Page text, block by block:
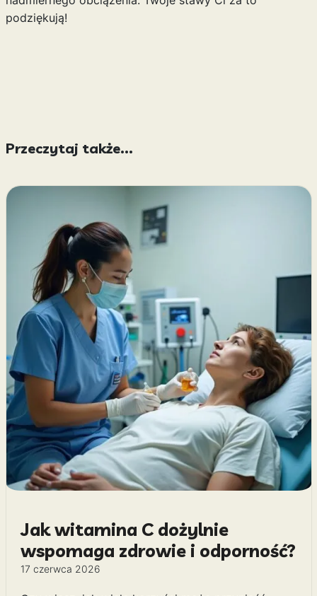
podziękują!
Przeczytaj także...
Jak witamina C dożylnie
wspomaga zdrowie i odporność?
17 czerwca 2026